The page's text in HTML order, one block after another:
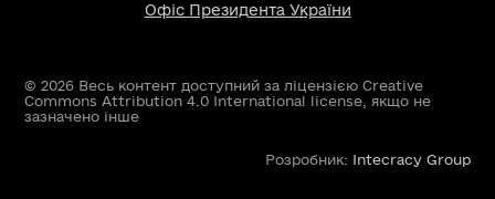
Офіс Президента України
© 2026 Весь контент доступний за ліцензією Creative
Commons Attribution 4.0 International license, якщо не
зазначено інше
Розробник: Intecracy Group